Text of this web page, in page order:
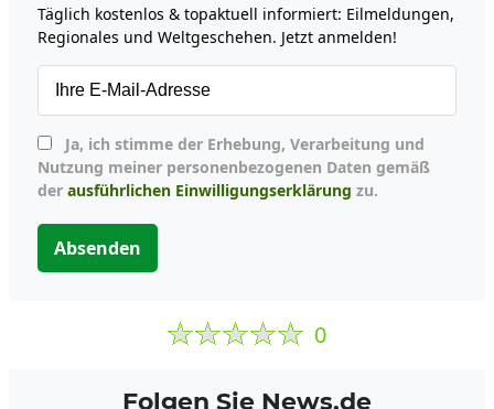
Täglich kostenlos & topaktuell informiert: Eilmeldungen,
Regionales und Weltgeschehen. Jetzt anmelden!
Nutzung meiner personenbezogenen Daten gemäß
der ausführlichen Einwilligungserklärung zu.
Absenden
0
Folgen Sie News.de